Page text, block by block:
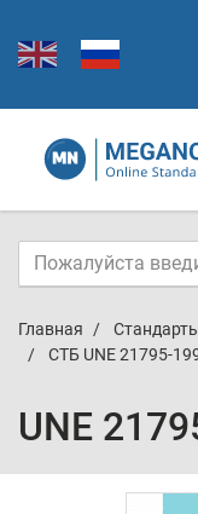
Главная
СТБ UNE 21795-
UNE